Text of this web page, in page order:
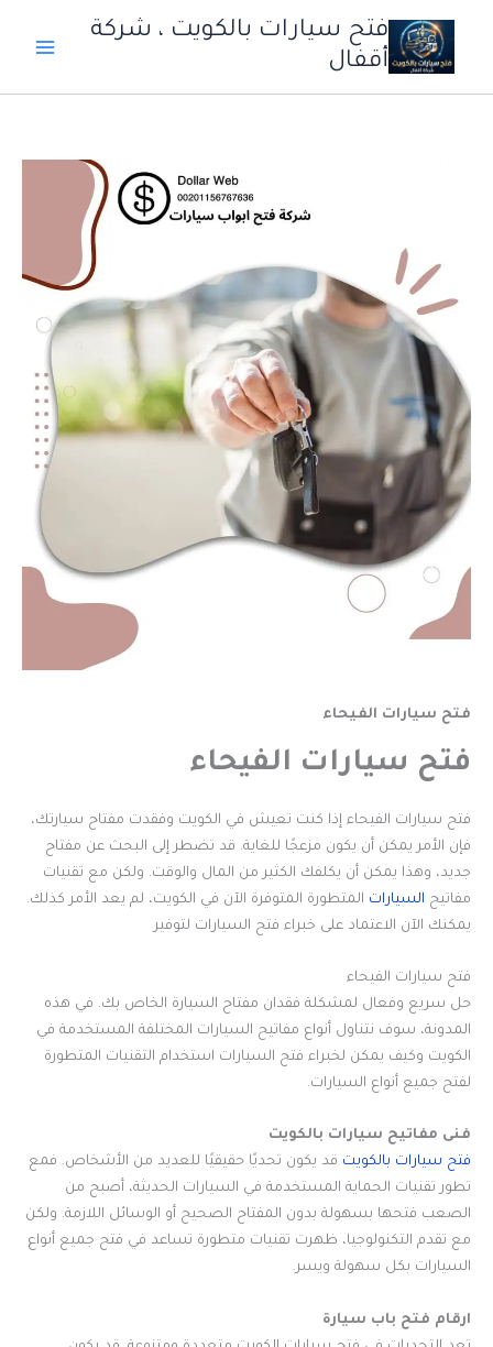
المحتوى
فتح سيارات بالكويت ، شركة
أقفال
فتح سيارات الفيحاء
فتح سيارات الفيحاء
فتح سيارات الفيحاء إذا كنت تعيش في الكويت وفقدت مفتاح سيارتك،
فإن الأمر يمكن أن يكون مزعجًا للغاية. قد تضطر إلى البحث عن مفتاح
جديد، وهذا يمكن أن يكلفك الكثير من المال والوقت. ولكن مع تقنيات
مفاتيح السيارات المتطورة المتوفرة الآن في الكويت، لم يعد الأمر كذلك.
يمكنك الآن الاعتماد على خبراء فتح السيارات لتوفير
فتح سيارات الفيحاء
حل سريع وفعال لمشكلة فقدان مفتاح السيارة الخاص بك. في هذه
المدونة، سوف نتناول أنواع مفاتيح السيارات المختلفة المستخدمة في
الكويت وكيف يمكن لخبراء فتح السيارات استخدام التقنيات المتطورة
لفتح جميع أنواع السيارات.
فنى مفاتيح سيارات بالكويت
فتح سيارات بالكويت قد يكون تحديًا حقيقيًا للعديد من الأشخاص. فمع
تطور تقنيات الحماية المستخدمة في السيارات الحديثة، أصبح من
الصعب فتحها بسهولة بدون المفتاح الصحيح أو الوسائل اللازمة. ولكن
مع تقدم التكنولوجيا، ظهرت تقنيات متطورة تساعد في فتح جميع أنواع
السيارات بكل سهولة ويسر.
ارقام فتح باب سيارة